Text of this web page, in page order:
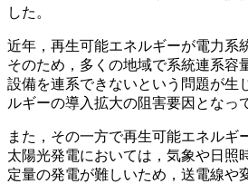
した。
近年，再生可能エネルギーが電力系
そのため，多くの地域で系統連系容
設備を連系できないという問題が生
ルギーの導入拡大の阻害要因となっ
また，その一方で再生可能エネルギ
太陽光発電においては，気象や日照
定量の発電が難しいため，送電線や